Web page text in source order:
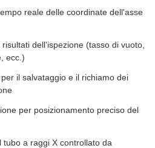
reale delle coordinate dell'asse
dell'ispezione (tasso di vuoto,
ecc.)
il salvataggio e il richiamo dei
per posizionamento preciso del
tubo a raggi X controllato da